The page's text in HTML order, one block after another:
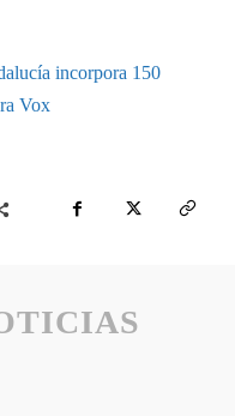
incorpora 150
Vox